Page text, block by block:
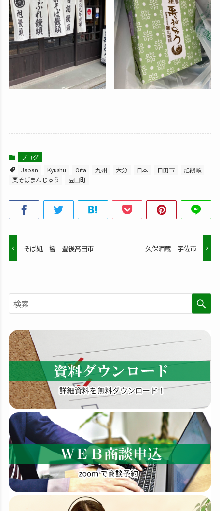
ブログ
Japan
Kyushu Oita 九州 大分 日本 日田市
旭饅頭
栗そばまんじゅう
豆田町
そば処 響 豊後高田市 久保酒蔵 宇佐市
索
す